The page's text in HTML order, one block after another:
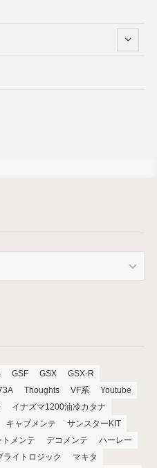
GSF GSX
GSX-R
Thoughts VF系
Youtube
イナズマ1200油冷カタナ
キャブメンテ
サンスターKIT
メンテ デコメンテ
ハーレー
ライトロジック マキタ